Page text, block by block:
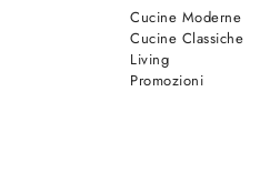
Cucine Moderne
Cucine Classiche
Living
Promozioni